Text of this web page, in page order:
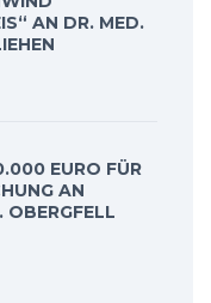
AN DR. MED.
EURO FÜR
AN
OBERGFELL